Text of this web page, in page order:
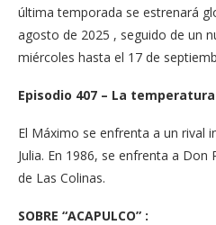
última temporada se estrenará
agosto de 2025 , seguido de un
miércoles hasta el 17 de
Episodio 407 – La
El Máximo se enfrenta a un rival
Julia. En 1986, se enfrenta a
de Las Colinas.
SOBRE “ACAPULCO” :